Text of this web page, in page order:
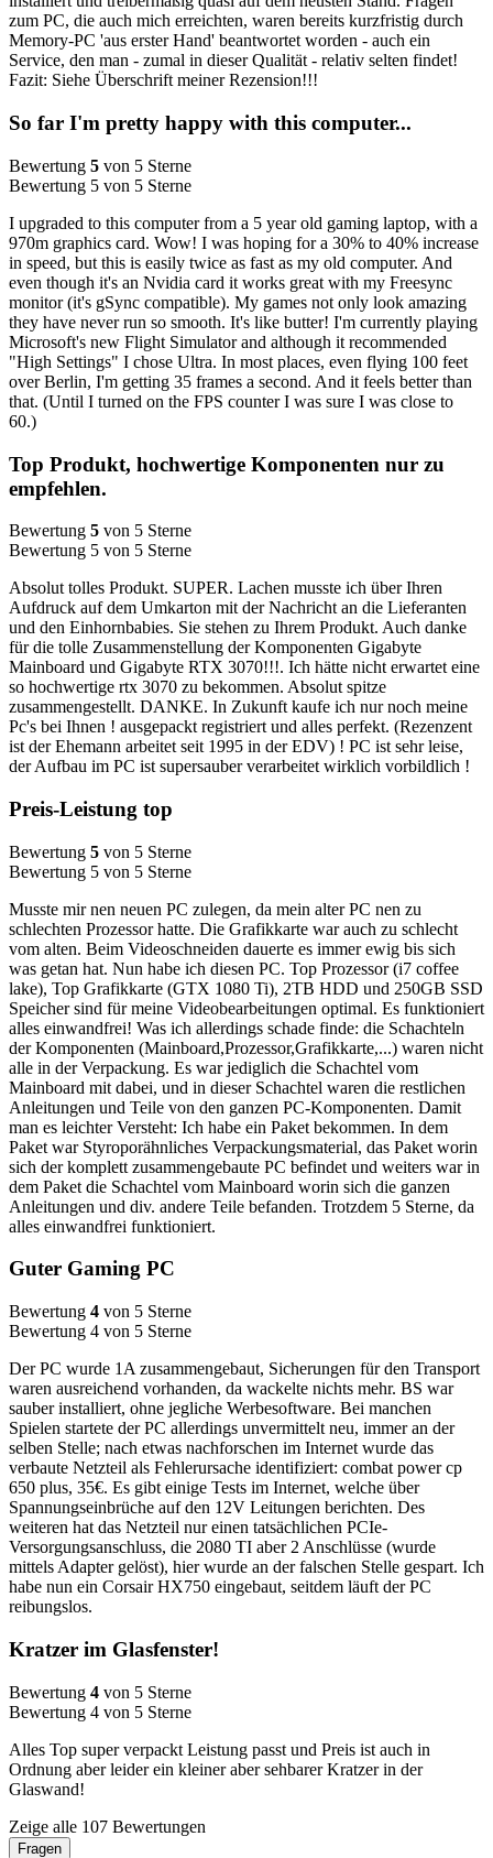
zum PC, die auch mich erreichten, waren bereits kurzfristig durch
Memory-PC 'aus erster Hand' beantwortet worden - auch ein
Service, den man - zumal in dieser Qualität - relativ selten findet!
Fazit: Siehe Überschrift meiner Rezension!!!
So far I'm pretty happy with this computer...
Bewertung 5 von 5 Sterne
Bewertung 5 von 5 Sterne
I upgraded to this computer from a 5 year old gaming laptop, with a
970m graphics card. Wow! I was hoping for a 30% to 40% increase
in speed, but this is easily twice as fast as my old computer. And
even though it's an Nvidia card it works great with my Freesync
monitor (it's gSync compatible). My games not only look amazing
they have never run so smooth. It's like butter! I'm currently playing
Microsoft's new Flight Simulator and although it recommended
"High Settings" I chose Ultra. In most places, even flying 100 feet
over Berlin, I'm getting 35 frames a second. And it feels better than
that. (Until I turned on the FPS counter I was sure I was close to
60.)
Top Produkt, hochwertige Komponenten nur zu
empfehlen.
Bewertung 5 von 5 Sterne
Bewertung 5 von 5 Sterne
Absolut tolles Produkt. SUPER. Lachen musste ich über Ihren
Aufdruck auf dem Umkarton mit der Nachricht an die Lieferanten
und den Einhornbabies. Sie stehen zu Ihrem Produkt. Auch danke
für die tolle Zusammenstellung der Komponenten Gigabyte
Mainboard und Gigabyte RTX 3070!!!. Ich hätte nicht erwartet eine
so hochwertige rtx 3070 zu bekommen. Absolut spitze
zusammengestellt. DANKE. In Zukunft kaufe ich nur noch meine
Pc's bei Ihnen ! ausgepackt registriert und alles perfekt. (Rezenzent
ist der Ehemann arbeitet seit 1995 in der EDV) ! PC ist sehr leise,
der Aufbau im PC ist supersauber verarbeitet wirklich vorbildlich !
Preis-Leistung top
Bewertung 5 von 5 Sterne
Bewertung 5 von 5 Sterne
Musste mir nen neuen PC zulegen, da mein alter PC nen zu
schlechten Prozessor hatte. Die Grafikkarte war auch zu schlecht
vom alten. Beim Videoschneiden dauerte es immer ewig bis sich
was getan hat. Nun habe ich diesen PC. Top Prozessor (i7 coffee
lake), Top Grafikkarte (GTX 1080 Ti), 2TB HDD und 250GB SSD
Speicher sind für meine Videobearbeitungen optimal. Es funktioniert
alles einwandfrei! Was ich allerdings schade finde: die Schachteln
der Komponenten (Mainboard,Prozessor,Grafikkarte,...) waren nicht
alle in der Verpackung. Es war jediglich die Schachtel vom
Mainboard mit dabei, und in dieser Schachtel waren die restlichen
Anleitungen und Teile von den ganzen PC-Komponenten. Damit
man es leichter Versteht: Ich habe ein Paket bekommen. In dem
Paket war Styroporähnliches Verpackungsmaterial, das Paket worin
sich der komplett zusammengebaute PC befindet und weiters war in
dem Paket die Schachtel vom Mainboard worin sich die ganzen
Anleitungen und div. andere Teile befanden. Trotzdem 5 Sterne, da
alles einwandfrei funktioniert.
Guter Gaming PC
Bewertung 4 von 5 Sterne
Bewertung 4 von 5 Sterne
Der PC wurde 1A zusammengebaut, Sicherungen für den Transport
waren ausreichend vorhanden, da wackelte nichts mehr. BS war
sauber installiert, ohne jegliche Werbesoftware. Bei manchen
Spielen startete der PC allerdings unvermittelt neu, immer an der
selben Stelle; nach etwas nachforschen im Internet wurde das
verbaute Netzteil als Fehlerursache identifiziert: combat power cp
650 plus, 35€. Es gibt einige Tests im Internet, welche über
Spannungseinbrüche auf den 12V Leitungen berichten. Des
weiteren hat das Netzteil nur einen tatsächlichen PCIe-
Versorgungsanschluss, die 2080 TI aber 2 Anschlüsse (wurde
mittels Adapter gelöst), hier wurde an der falschen Stelle gespart. Ich
habe nun ein Corsair HX750 eingebaut, seitdem läuft der PC
reibungslos.
Kratzer im Glasfenster!
Bewertung 4 von 5 Sterne
Bewertung 4 von 5 Sterne
Alles Top super verpackt Leistung passt und Preis ist auch in
Ordnung aber leider ein kleiner aber sehbarer Kratzer in der
Glaswand!
Zeige alle 107 Bewertungen
Fragen